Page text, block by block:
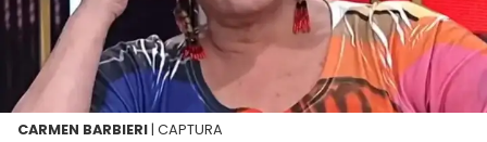
CARMEN BARBIERI | CAPTURA